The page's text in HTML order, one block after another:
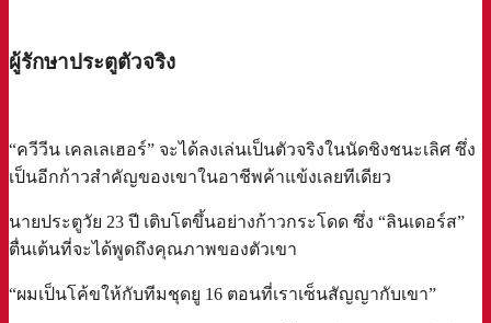
ผู้รักษาประตูตัวจริง
“ควีวีน เคลเลเฮอร์” จะได้ลงเล่นเป็นตัวจริงในนัดชิงชนะเลิศ ซึ่ง
เป็นอีกก้าวสำคัญของเขาในอาชีพค้าแข้งเลยทีเดียว
นายประตูวัย 23 ปี เติบโตขึ้นอย่างก้าวกระโดด ซึ่ง “ลินเดอร์ส”
ตื่นเต้นที่จะได้พูดถึงคุณภาพของตัวเขา
“ผมเป็นโค้ขให้กับทีมชุดยู 16 ตอนที่เราเซ็นสัญญากับเขา”